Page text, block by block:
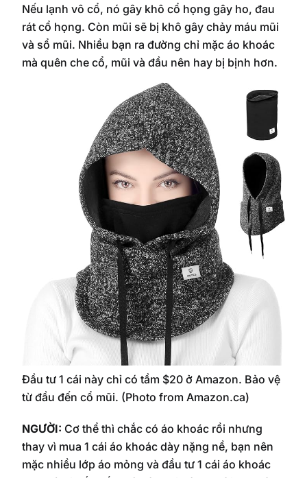
Nếu lạnh vô cổ, nó gây khô cổ họng gây ho, đau
rát cổ họng. Còn mũi sẽ bị khô gây chảy máu mũi
và sổ mũi. Nhiều bạn ra đường chỉ mặc áo khoác
mà quên che cổ, mũi và đầu nên hay bị bịnh hơn.
Đầu tư 1 cái này chỉ có tầm $20 ở Amazon. Bảo vệ
từ đầu đến cổ mũi. (Photo from Amazon.ca)
NGƯỜI: Cơ thể thì chắc có áo khoác rồi nhưng
thay vì mua 1 cái áo khoác dày nặng nề, bạn nên
mặc nhiều lớp áo mỏng và đầu tư 1 cái áo khoác